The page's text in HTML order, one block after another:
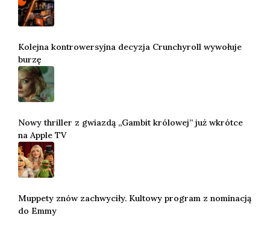
Kolejna kontrowersyjna decyzja Crunchyroll wywołuje
burzę
Nowy thriller z gwiazdą „Gambit królowej” już wkrótce
na Apple TV
Muppety znów zachwyciły. Kultowy program z nominacją
do Emmy